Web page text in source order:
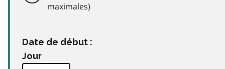
maximales)
Date de début :
Jour